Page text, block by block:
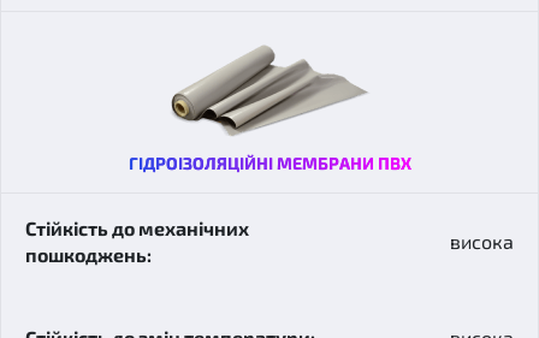
ГІДРОІЗОЛЯЦІЙНІ МЕМБРАНИ ПВХ
висока